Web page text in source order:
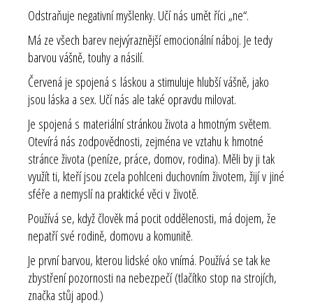
Odstraňuje negativní myšlenky. Učí nás umět říci „ne“.
Má ze všech barev nejvýraznější emocionální náboj. Je tedy
barvou vášně, touhy a násilí.
Červená je spojená s láskou a stimuluje hlubší vášně, jako
jsou láska a sex. Učí nás ale také opravdu milovat.
Je spojená s materiální stránkou života a hmotným světem.
Otevírá nás zodpovědnosti, zejména ve vztahu k hmotné
stránce života (peníze, práce, domov, rodina). Měli by ji tak
využít ti, kteří jsou zcela pohlceni duchovním životem, žijí v jiné
sféře a nemyslí na praktické věci v životě.
Používá se, když člověk má pocit oddělenosti, má dojem, že
nepatří své rodině, domovu a komunitě.
Je první barvou, kterou lidské oko vnímá. Používá se tak ke
zbystření pozornosti na nebezpečí (tlačítko stop na strojích,
značka stůj apod.)